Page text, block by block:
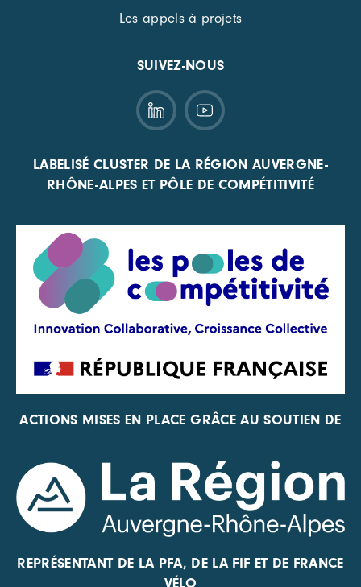
Les appels à projets
SUIVEZ-NOUS
LABELISÉ CLUSTER DE LA RÉGION AUVERGNE-
RHÔNE-ALPES ET PÔLE DE COMPÉTITIVITÉ
ACTIONS MISES EN PLACE GRÂCE AU SOUTIEN DE
REPRÉSENTANT DE LA PFA, DE LA FIF ET DE FRANCE
VÉLO